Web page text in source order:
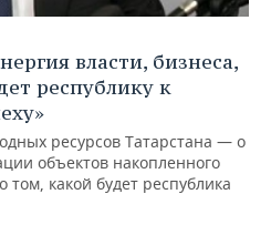
власти, бизнеса,
республику к
ресурсов Татарстана — о
объектов накопленного
какой будет республика